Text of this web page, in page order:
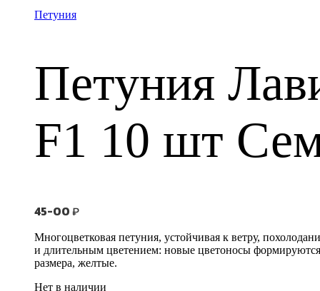
Петуния
Петуния
F1 10 шт
45-00₽
Многоцветковая петуния, устойчивая к ветру,
и длительным цветением: новые цветоносы
размера, желтые.
Нет в наличии